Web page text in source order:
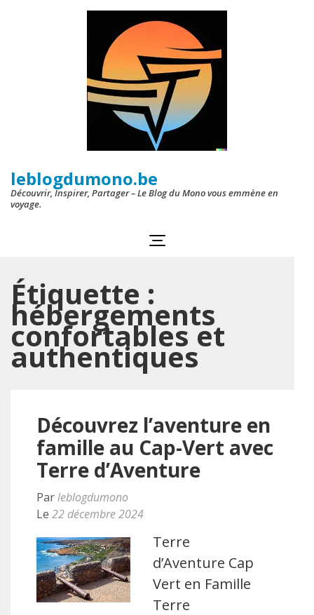
leblogdumono.be
Découvrir, Inspirer, Partager – Le Blog du Mono vous emmène en
voyage.
Étiquette :
hébergements
confortables et
authentiques
Découvrez l’aventure en
famille au Cap-Vert avec
Terre d’Aventure
Parleblogdumono
Le 22 décembre 2024
Terre
d’Aventure Cap
Vert en Famille
Terre